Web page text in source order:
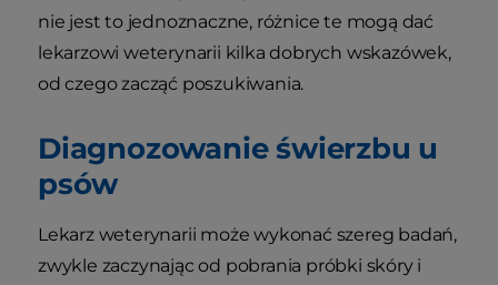
nie jest to jednoznaczne, różnice te mogą dać
lekarzowi weterynarii kilka dobrych wskazówek,
od czego zacząć poszukiwania.
Diagnozowanie świerzbu u
psów
Lekarz weterynarii może wykonać szereg badań,
zwykle zaczynając od pobrania próbki skóry i